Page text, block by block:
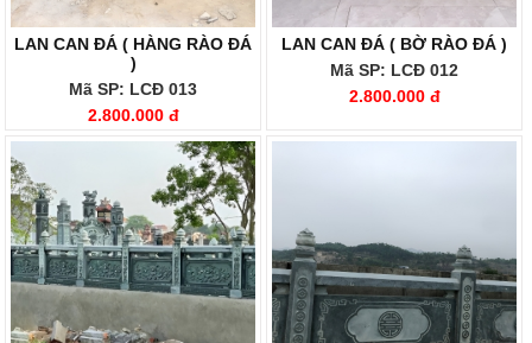
LAN CAN ĐÁ ( HÀNG RÀO ĐÁ
)
Mã SP: LCĐ 013
2.800.000 đ
LAN CAN ĐÁ ( BỜ RÀO ĐÁ )
Mã SP: LCĐ 012
2.800.000 đ